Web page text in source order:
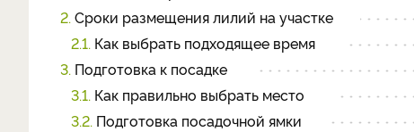
2. Сроки размещения лилий на участке
2.1. Как выбрать подходящее время
3. Подготовка к посадке
3.1. Как правильно выбрать место
3.2. Подготовка посадочной ямки